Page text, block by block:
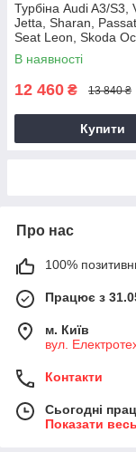
Турбіна Audi A3/S3,
Jetta, Sharan,
Seat Leon, Skoda
Superb 2.0 TDI, CKRA
В наявності
12 460 ₴ 13 840 ₴
Купити
Про нас
100%
Працює з
м. Київ
вул.
Контакти
Сьогодні
Показати